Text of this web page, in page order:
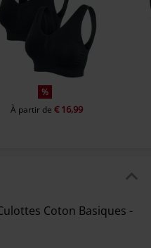
%
À partir de€ 16,99
Coton Basiques -